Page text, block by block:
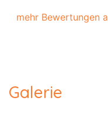
mehr Bewertungen
Galerie